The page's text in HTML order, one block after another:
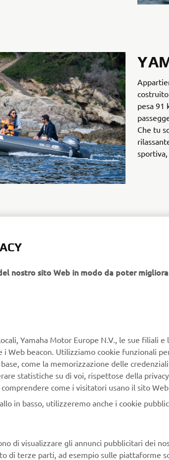
pesa 91
Che tu
MIGLIORATE IN
serie Tender, Air e Sport.
Il sistema di scarico miglioratosemplifica la
un drenaggio efficiente per una maggiore
Tender, Air e Sport.
Iremi telescopiciconsentono un rimessaggio
prevista per la serie Tender, Air e Sport.
aggiornamento è stato introdotto nelle serie
nostro sito Web in modo da poter
Yamaha Motor Europe N.V., le sue filiali
Web beacon. Utilizziamo cookie funzionali
come la memorizzazione delle
statistiche su di voi, rispettose della
come i visitatori usano il sito
in basso, utilizzeremo anche i cookie
di visualizzare gli annunci pubblicitari dei
di terze parti, ad esempio sulle piattaforme